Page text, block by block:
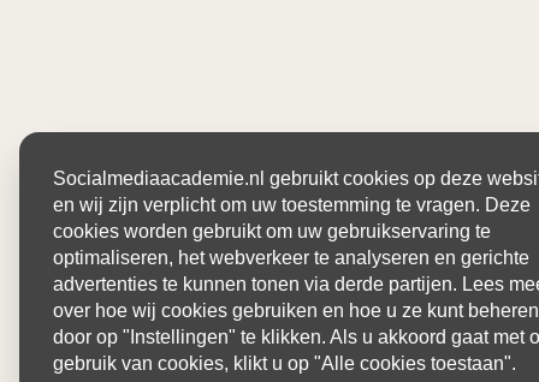
Socialmediaacademie.nl gebruikt cookies op deze
en wij zijn verplicht om uw toestemming te vragen. Deze
cookies worden gebruikt om uw gebruikservaring te
optimaliseren, het webverkeer te analyseren en gerichte
advertenties te kunnen tonen via derde partijen. Lees
over hoe wij cookies gebruiken en hoe u ze kunt beheren
door op "Instellingen" te klikken. Als u akkoord gaat met
gebruik van cookies, klikt u op "Alle cookies toestaan".